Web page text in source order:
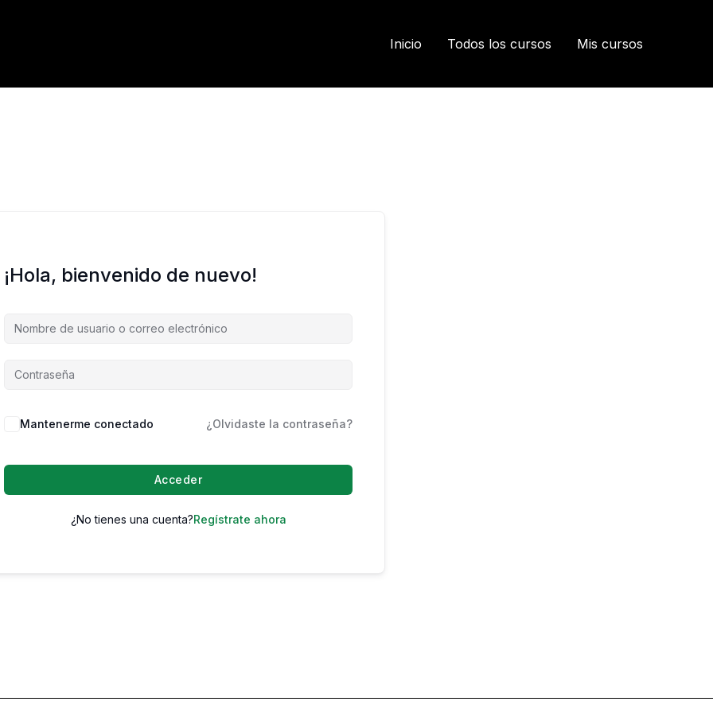
Inicio Todos los cursos Mis cursos
¡Hola, bienvenido de nuevo!
Mantenerme conectado ¿Olvidaste la contraseña?
Acceder
¿No tienes una cuenta?Regístrate ahora